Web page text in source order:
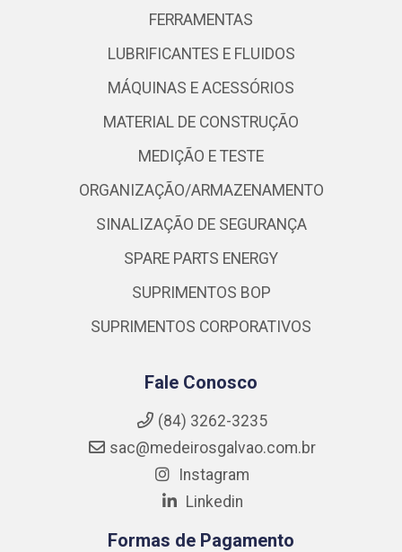
FERRAMENTAS
LUBRIFICANTES E FLUIDOS
MÁQUINAS E ACESSÓRIOS
MATERIAL DE CONSTRUÇÃO
MEDIÇÃO E TESTE
ORGANIZAÇÃO/ARMAZENAMENTO
SINALIZAÇÃO DE SEGURANÇA
SPARE PARTS ENERGY
SUPRIMENTOS BOP
SUPRIMENTOS CORPORATIVOS
Fale Conosco
(84) 3262-3235
sac@medeirosgalvao.com.br
Instagram
Linkedin
Formas de Pagamento